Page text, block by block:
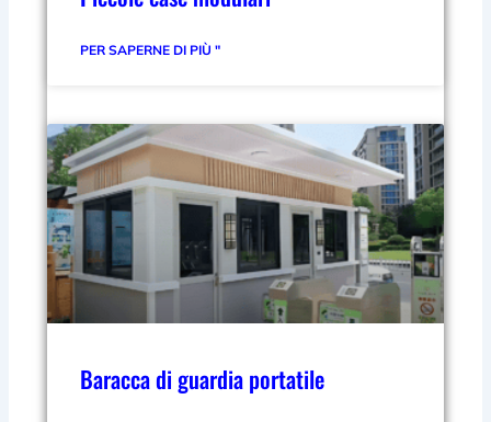
PER SAPERNE DI PIÙ "
Baracca di guardia portatile